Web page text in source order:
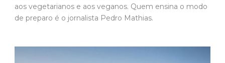
aos vegetarianos e aos veganos. Quem ensina o modo
de preparo é o jornalista Pedro Mathias.